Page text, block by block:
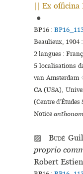
|| Ex officina
●
BP16 :
Beaulieux, 1904
2 langues :
5 localisations
van
CA (USA),
(Centre
Notice
▨ Budé
proprio
Robert